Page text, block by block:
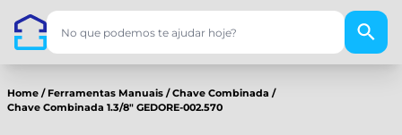
Home / Ferramentas Manuais /Chave Combinada /
Chave Combinada 1.3/8" GEDORE-002.570